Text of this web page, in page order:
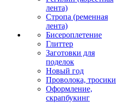
лента)
Стропа (ременная
лента)
Бисероплетение
Глиттер
Заготовки для
поделок
Новый год
Проволока, тросики
Оформление,
скрапбукинг